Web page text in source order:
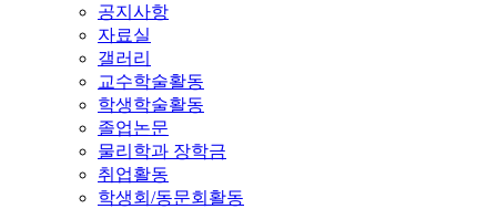
공지사항
자료실
갤러리
교수학술활동
학생학술활동
졸업논문
물리학과 장학금
취업활동
학생회/동문회활동